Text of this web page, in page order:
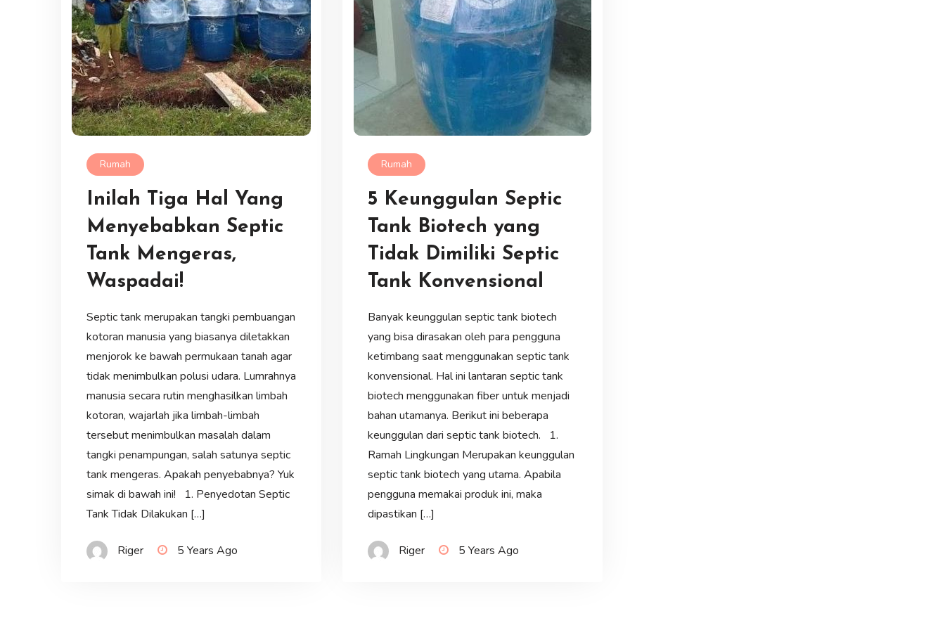
Rumah
Inilah Tiga Hal Yang
Menyebabkan Septic
Tank Mengeras,
Waspadai!
Septic tank merupakan tangki pembuangan
kotoran manusia yang biasanya diletakkan
menjorok ke bawah permukaan tanah agar
tidak menimbulkan polusi udara. Lumrahnya
manusia secara rutin menghasilkan limbah
kotoran, wajarlah jika limbah-limbah
tersebut menimbulkan masalah dalam
tangki penampungan, salah satunya septic
tank mengeras. Apakah penyebabnya? Yuk
simak di bawah ini! 1. Penyedotan Septic
Tank Tidak Dilakukan […]
Riger 5 Years Ago
Rumah
5 Keunggulan Septic
Tank Biotech yang
Tidak Dimiliki Septic
Tank Konvensional
Banyak keunggulan septic tank biotech
yang bisa dirasakan oleh para pengguna
ketimbang saat menggunakan septic tank
konvensional. Hal ini lantaran septic tank
biotech menggunakan fiber untuk menjadi
bahan utamanya. Berikut ini beberapa
keunggulan dari septic tank biotech. 1.
Ramah Lingkungan Merupakan keunggulan
septic tank biotech yang utama. Apabila
pengguna memakai produk ini, maka
dipastikan […]
Riger 5 Years Ago